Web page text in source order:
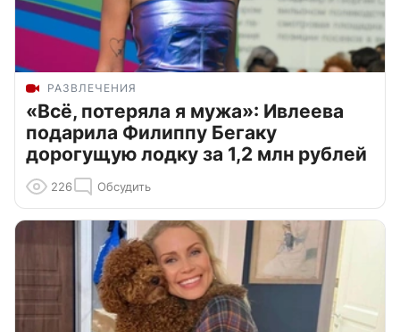
РАЗВЛЕЧЕНИЯ
«Всё, потеряла я мужа»: Ивлеева
подарила Филиппу Бегаку
дорогущую лодку за 1,2 млн рублей
226 Обсудить